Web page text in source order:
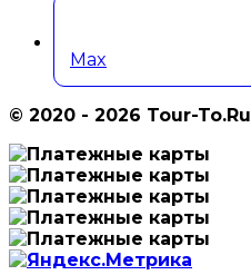
Max
© 2020 - 2026 Tour-To.Ru